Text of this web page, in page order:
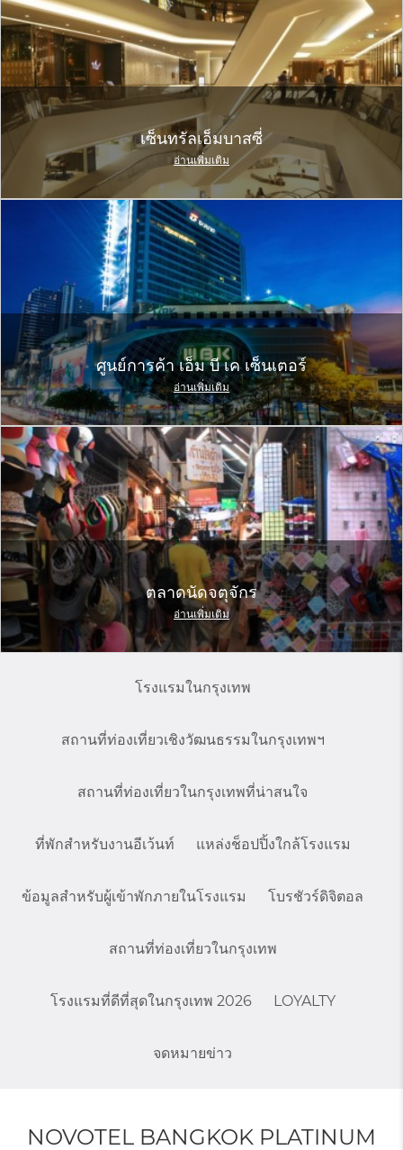
เซ็นทรัลเอ็มบาสซี่
อ่านเพิ่มเติม
ศูนย์การค้า เอ็ม บี เค เซ็นเตอร์
อ่านเพิ่มเติม
ตลาดนัดจตุจักร
อ่านเพิ่มเติม
โรงแรมในกรุงเทพ
สถานที่ท่องเที่ยวเชิงวัฒนธรรมในกรุงเทพฯ
สถานที่ท่องเที่ยวในกรุงเทพที่น่าสนใจ
ที่พักสำหรับงานอีเว้นท์ แหล่งช็อปปิ้งใกล้โรงแรม
ข้อมูลสำหรับผู้เข้าพักภายในโรงแรม โบรชัวร์ดิจิตอล
สถานที่ท่องเที่ยวในกรุงเทพ
โรงแรมที่ดีที่สุดในกรุงเทพ 2026 LOYALTY
จดหมายข่าว
NOVOTEL BANGKOK PLATINUM